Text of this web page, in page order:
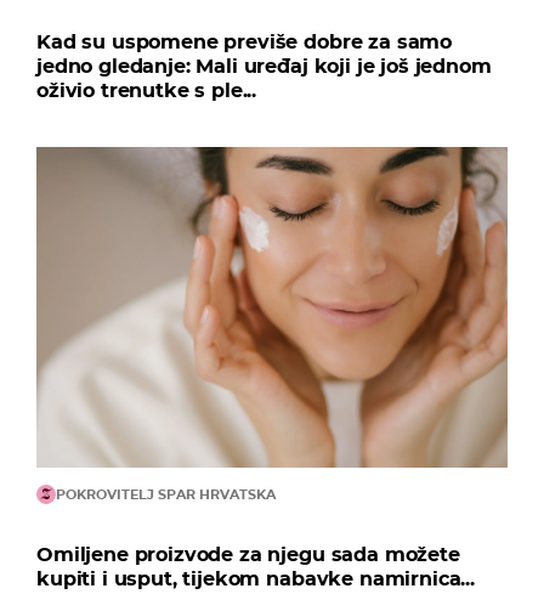
Kad su uspomene previše dobre za samo
jedno gledanje: Mali uređaj koji je još jednom
oživio trenutke s ple...
POKROVITELJ SPAR HRVATSKA
Omiljene proizvode za njegu sada možete
kupiti i usput, tijekom nabavke namirnica...